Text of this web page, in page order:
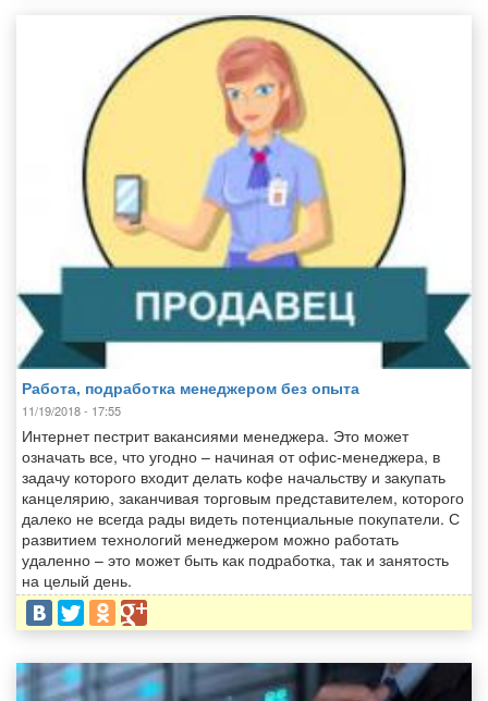
Работа, подработка менеджером без опыта
11/19/2018 - 17:55
Интернет пестрит вакансиями менеджера. Это может
означать все, что угодно – начиная от офис-менеджера, в
задачу которого входит делать кофе начальству и закупать
канцелярию, заканчивая торговым представителем, которого
далеко не всегда рады видеть потенциальные покупатели. С
развитием технологий менеджером можно работать
удаленно – это может быть как подработка, так и занятость
на целый день.